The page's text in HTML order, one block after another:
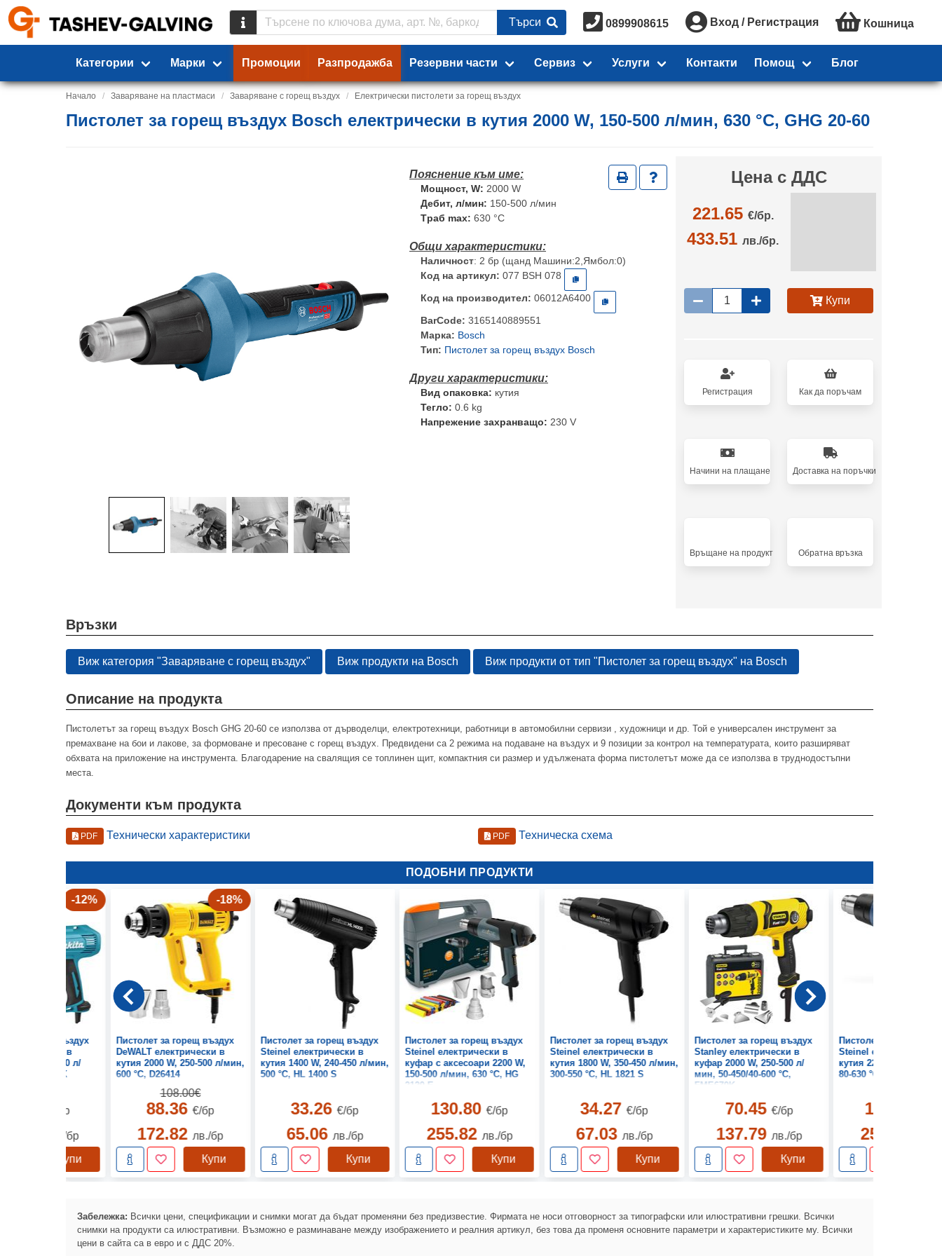
Търси 0899908615 Вход / Регистрация Кошница
Категории Марки Промоции Разпродажба Резервни части Сервиз Услуги Контакти Помощ Блог
Начало Заваряване на пластмаси Заваряване с горещ въздух Електрически пистолети за горещ въздух
Пистолет за горещ въздух Bosch електрически в кутия 2000 W, 150-500 л/мин, 630 °C, GHG 20-60
Мощност, W: 2000 W
Дебит, л/мин: 150-500 л/мин
Tраб max: 630 °C
Наличност: 2 бр (щанд Машини:2,Ямбол:0)
Код на артикул: 077 BSH 078
Код на производител: 06012A6400
BarCode: 3165140889551
Марка: Bosch
Тип: Пистолет за горещ въздух Bosch
Вид опаковка: кутия
Тегло: 0.6 kg
Напрежение захранващо: 230 V
Цена с ДДС
221.65 €/бр.
433.51лв./бр.
Купи
Регистрация Как да поръчам
Начини на плащане Доставка на поръчки
Връщане на продукт Oбратна връзка
Връзки
Виж категория "Заваряване с горещ въздух" Виж продукти на Bosch Виж продукти от тип "Пистолет за горещ въздух" на Bosch
Описание на продукта
Пистолетът за горещ въздух Bosch GHG 20-60 се използва от дърводелци, електротехници, работници в автомобилни сервизи , художници и др. Той е универсален инструмент за
премахване на бои и лакове, за формоване и пресоване с горещ въздух. Предвидени са 2 режима на подаване на въздух и 9 позиции за контрол на температурата, които разширяват
обхвата на приложение на инструмента. Благодарение на свалящия се топлинен щит, компактния си размер и удължената форма пистолетът може да се използва в труднодостъпни
места.
Документи към продукта
PDF Технически характеристики PDF Техническа схема
ПОДОБНИ ПРОДУКТИ
-12%
за горещ въздух
в
W, 350-500 л/
°C, HG5030K
€/бр
лв./бр
Купи
-18%
Пистолет за горещ въздух
DeWALT електрически в
кутия 2000 W, 250-500 л/мин,
600 °C, D26414
108.00€
88.36€/бр
172.82 лв./бр
Купи
Пистолет за горещ въздух
Steinel електрически в
кутия 1400 W, 240-450 л/мин,
500 °C, HL 1400 S
33.26€/бр
65.06 лв./бр
Купи
Пистолет за горещ въздух
Steinel електрически в
куфар с аксесоари 2200 W,
150-500 л/мин, 630 °C, HG
2120 E
130.80€/бр
255.82 лв./бр
Купи
Пистолет за горещ въздух
Steinel електрически в
кутия 1800 W, 350-450 л/мин,
300-550 °C, HL 1821 S
34.27€/бр
67.03 лв./бр
Купи
Пистолет за горещ въздух
Stanley електрически в
куфар 2000 W, 250-500 л/
мин, 50-450/40-600 °C,
FME670K
70.45€/бр
137.79 лв./бр
Купи
Пистолет за горещ
Steinel електрически в
кутия 2200 W, 150-500
80-630 °C, HL 2020 E
132.10
258.36
Забележка: Всички цени, спецификации и снимки могат да бъдат променяни без предизвестие. Фирмата не носи отговорност за типографски или илюстративни грешки. Всички
снимки на продукти са илюстративни. Възможно е разминаване между изображението и реалния артикул, без това да променя основните параметри и характеристиките му. Всички
цени в сайта са в евро и с ДДС 20%.